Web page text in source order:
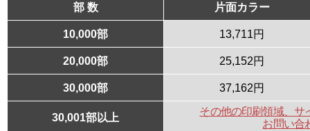
部 数 片面カラー
10,000部 13,711円
20,000部 25,152円
30,000部 37,162円
30,001部以上
その他の印刷領域、サ
お問い合